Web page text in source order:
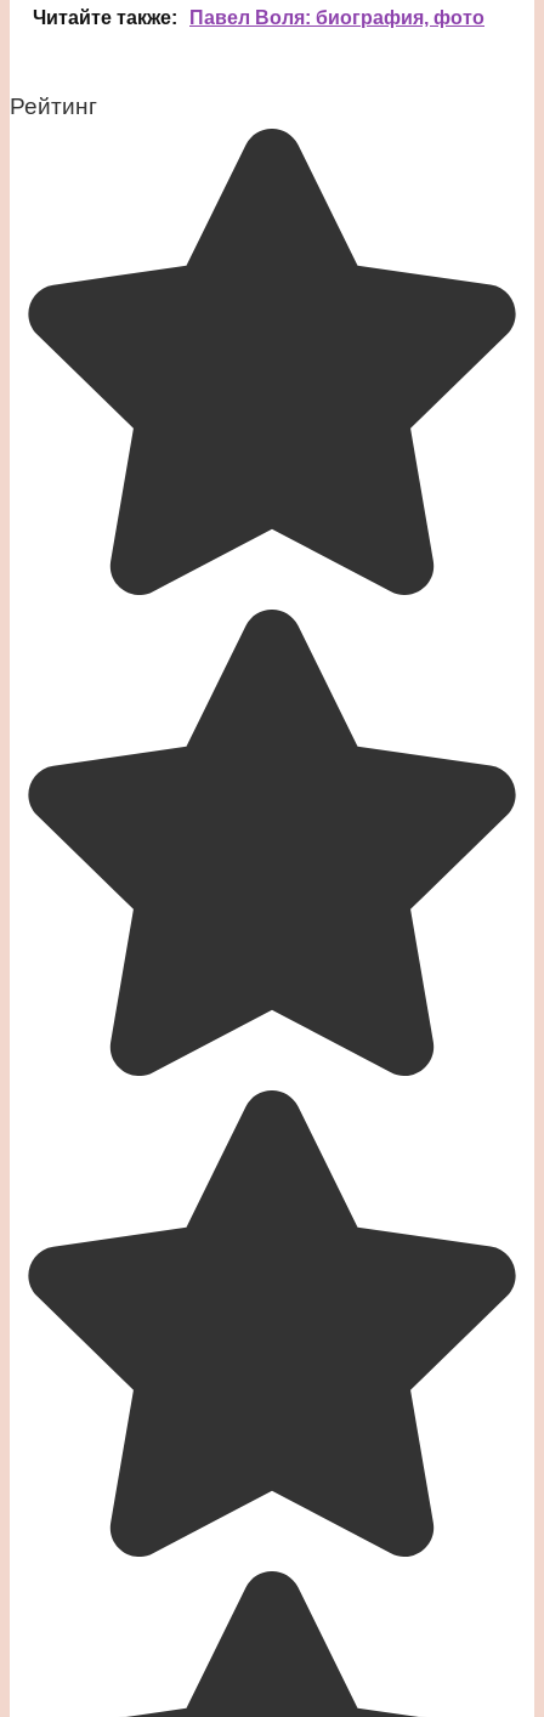
Читайте также: Павел Воля: биография, фото
Рейтинг